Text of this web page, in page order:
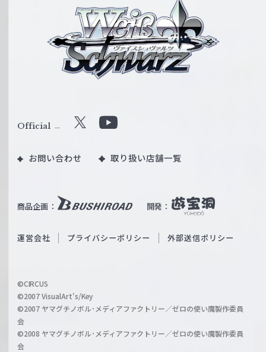
ス
ル
W
ß
c
a
r
z
商品企画： 開発：
Official X
u
b
O
i
l
お問い合わせ 取り扱い店舗一覧
運営会社 プライバシーポリシー 外部送信ポリシー
©CIRCUS
©2007 VisualArt's/Key
©2007 ヤマグチノボル･メディアファクトリー／ゼロの使い魔製作委員
会
©2008 ヤマグチノボル･メディアファクトリー／ゼロの使い魔製作委員
会